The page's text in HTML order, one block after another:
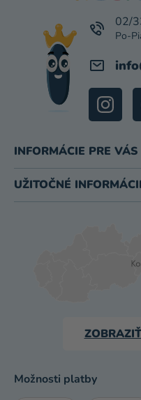
info
02/
INFORMÁCIE PRE VÁS
UŽITOČNÉ
Možnosti platby